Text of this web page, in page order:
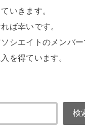
いきます。
ば幸いです。
シエイトのメンバー
を得ています。
検